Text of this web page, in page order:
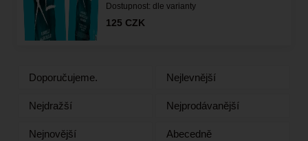
Dostupnost: dle varianty
125 CZK
Doporučujeme. Nejlevnější
Nejdražší Nejprodávanější
Nejnovější Abecedně